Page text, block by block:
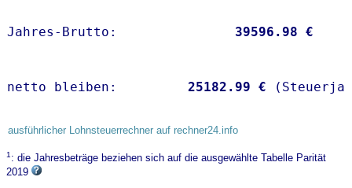
Jahres-Brutto: 39596.98 €
netto bleiben: 25182.99 €
ausführlicher Lohnsteuerrechner auf rechner24.info
1: die Jahresbeträge beziehen sich auf die ausgewählte Tabelle Parität
2019